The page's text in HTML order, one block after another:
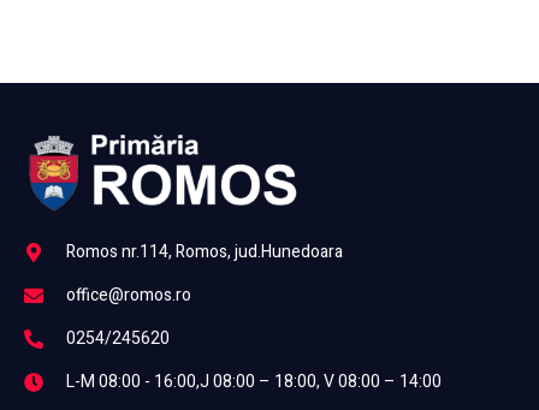
Romos nr.114, Romos, jud.Hunedoara
office@romos.ro
0254/245620
L-M 08:00 - 16:00,J 08:00 – 18:00, V 08:00 – 14:00